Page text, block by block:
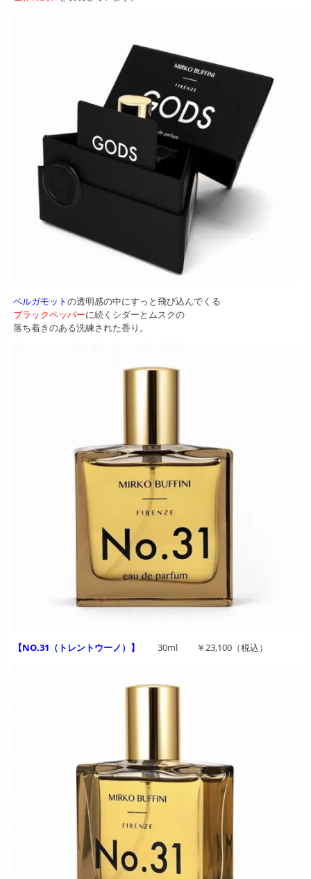
ベルガモットの透明感の中にすっと飛び込んでくる
ブラックペッパーに続くシダーとムスクの
落ち着きのある洗練された香り。
【NO.31（トレントウーノ）】 30ml ￥23,100（税込）